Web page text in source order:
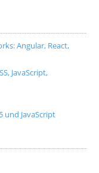
Angular, React,
JavaScript,
und JavaScript